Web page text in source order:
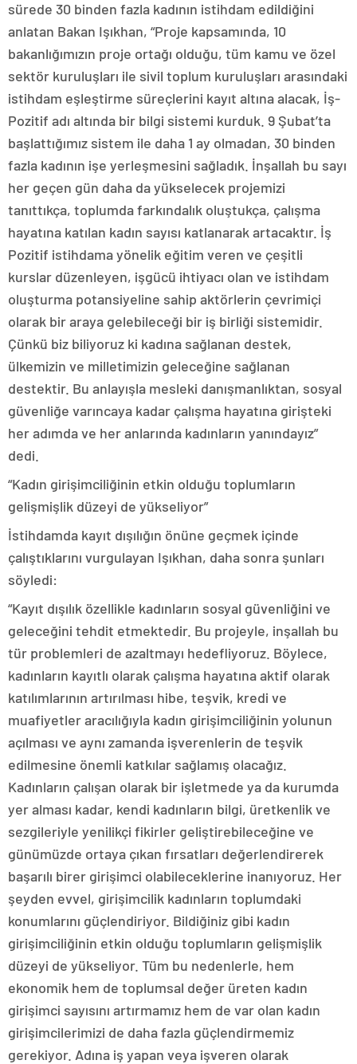
sürede 30 binden fazla kadının istihdam edildiğini
anlatan Bakan Işıkhan, “Proje kapsamında, 10
bakanlığımızın proje ortağı olduğu, tüm kamu ve özel
sektör kuruluşları ile sivil toplum kuruluşları arasındaki
istihdam eşleştirme süreçlerini kayıt altına alacak, İş-
Pozitif adı altında bir bilgi sistemi kurduk. 9 Şubat’ta
başlattığımız sistem ile daha 1 ay olmadan, 30 binden
fazla kadının işe yerleşmesini sağladık. İnşallah bu sayı
her geçen gün daha da yükselecek projemizi
tanıttıkça, toplumda farkındalık oluştukça, çalışma
hayatına katılan kadın sayısı katlanarak artacaktır. İş
Pozitif istihdama yönelik eğitim veren ve çeşitli
kurslar düzenleyen, işgücü ihtiyacı olan ve istihdam
oluşturma potansiyeline sahip aktörlerin çevrimiçi
olarak bir araya gelebileceği bir iş birliği sistemidir.
Çünkü biz biliyoruz ki kadına sağlanan destek,
ülkemizin ve milletimizin geleceğine sağlanan
destektir. Bu anlayışla mesleki danışmanlıktan, sosyal
güvenliğe varıncaya kadar çalışma hayatına girişteki
her adımda ve her anlarında kadınların yanındayız”
dedi.
“Kadın girişimciliğinin etkin olduğu toplumların
gelişmişlik düzeyi de yükseliyor”
İstihdamda kayıt dışılığın önüne geçmek içinde
çalıştıklarını vurgulayan Işıkhan, daha sonra şunları
söyledi:
“Kayıt dışılık özellikle kadınların sosyal güvenliğini ve
geleceğini tehdit etmektedir. Bu projeyle, inşallah bu
tür problemleri de azaltmayı hedefliyoruz. Böylece,
kadınların kayıtlı olarak çalışma hayatına aktif olarak
katılımlarının artırılması hibe, teşvik, kredi ve
muafiyetler aracılığıyla kadın girişimciliğinin yolunun
açılması ve aynı zamanda işverenlerin de teşvik
edilmesine önemli katkılar sağlamış olacağız.
Kadınların çalışan olarak bir işletmede ya da kurumda
yer alması kadar, kendi kadınların bilgi, üretkenlik ve
sezgileriyle yenilikçi fikirler geliştirebileceğine ve
günümüzde ortaya çıkan fırsatları değerlendirerek
başarılı birer girişimci olabileceklerine inanıyoruz. Her
şeyden evvel, girişimcilik kadınların toplumdaki
konumlarını güçlendiriyor. Bildiğiniz gibi kadın
girişimciliğinin etkin olduğu toplumların gelişmişlik
düzeyi de yükseliyor. Tüm bu nedenlerle, hem
ekonomik hem de toplumsal değer üreten kadın
girişimci sayısını artırmamız hem de var olan kadın
girişimcilerimizi de daha fazla güçlendirmemiz
gerekiyor. Adına iş yapan veya işveren olarak